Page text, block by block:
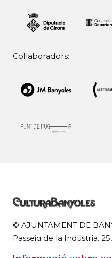
Col·laboradors:
© AJUNTAMENT DE
Passeig de la Indústria,